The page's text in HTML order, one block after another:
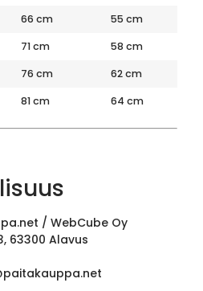
66 cm
55 cm
71 cm
58 cm
76 cm
62 cm
81 cm 64 cm
/ WebCube Oy
63300 Alavus